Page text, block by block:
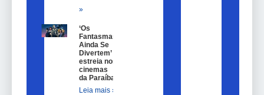
»
‘Os
Fantasmas
Ainda Se
Divertem’
estreia nos
cinemas
da Paraíba
Leia mais »